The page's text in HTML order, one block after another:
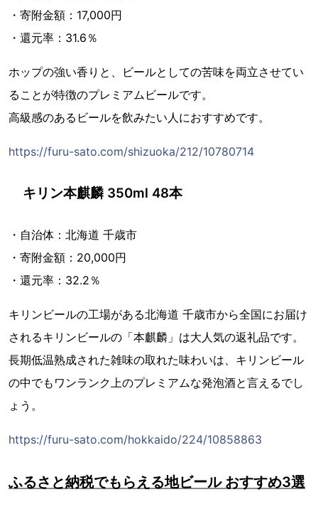
・寄附金額：17,000円
・還元率：31.6％
ホップの強い香りと、ビールとしての苦味を両立させてい
ることが特徴のプレミアムビールです。
高級感のあるビールを飲みたい人におすすめです。
https://furu-sato.com/shizuoka/212/10780714
キリン本麒麟 350ml 48本
・自治体：北海道 千歳市
・寄附金額：20,000円
・還元率：32.2％
キリンビールの工場がある北海道 千歳市から全国にお届け
されるキリンビールの「本麒麟」は大人気の返礼品です。
長期低温熟成された雑味の取れた味わいは、キリンビール
の中でもワンランク上のプレミアムな発泡酒と言えるでし
ょう。
https://furu-sato.com/hokkaido/224/10858863
ふるさと納税でもらえる地ビール おすすめ3選